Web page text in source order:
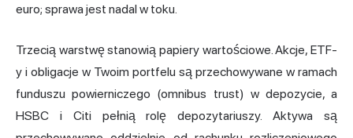
euro; sprawa jest nadal w toku.
Trzecią warstwę stanowią papiery wartościowe. Akcje, ETF-
y i obligacje w Twoim portfelu są przechowywane w ramach
funduszu powierniczego (omnibus trust) w depozycie, a
HSBC i Citi pełnią rolę depozytariuszy. Aktywa są